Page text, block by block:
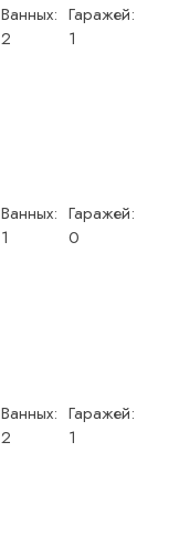
Ванных:
2
Гаражей:
1
Ванных:
1
Гаражей:
0
Ванных:
2
Гаражей:
1